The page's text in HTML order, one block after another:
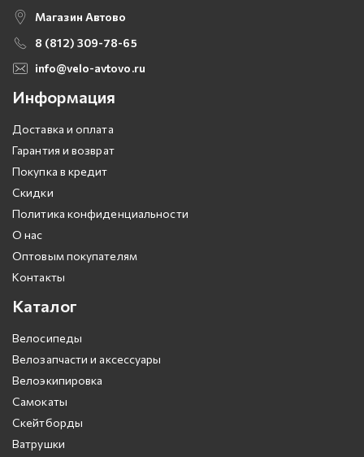
Магазин Автово
8 (812) 309-78-65
info@velo-avtovo.ru
Информация
Доставка и оплата
Гарантия и возврат
Покупка в кредит
Скидки
Политика конфиденциальности
О нас
Оптовым покупателям
Контакты
Каталог
Велосипеды
Велозапчасти и аксессуары
Велоэкипировка
Самокаты
Скейтборды
Ватрушки